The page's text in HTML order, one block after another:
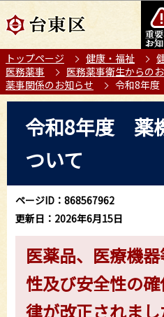
の
ー
ジ
の
このページ
トップページ 健康・福祉
医務薬事
医務薬事衛生からの
薬事関係のお知らせ
令和8年
ら
令和8年度 薬
ついて
ページID：868567962
更新日：2026年6月15日
医薬品、医療機
性及び安全性の
律が改正されま